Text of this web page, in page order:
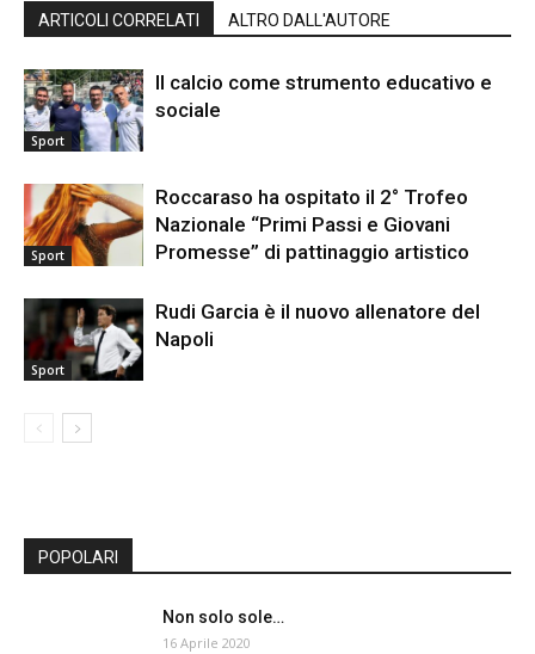
ARTICOLI CORRELATI ALTRO DALL'AUTORE
Sport
Il calcio come strumento educativo e
sociale
Sport
Roccaraso ha ospitato il 2° Trofeo
Nazionale “Primi Passi e Giovani
Promesse” di pattinaggio artistico
Sport
Rudi Garcia è il nuovo allenatore del
Napoli
POPOLARI
Non solo sole…
16 Aprile 2020